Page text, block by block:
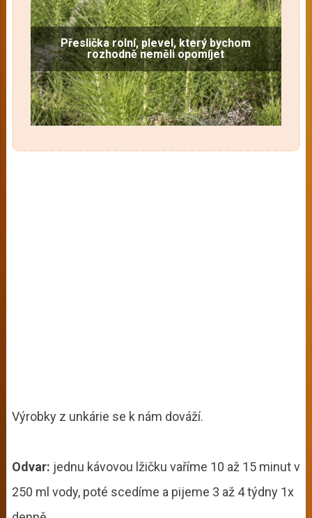
Přeslička rolní, plevel, který bychom
rozhodně neměli opomíjet
Výrobky z unkárie se k nám dováží.
Odvar: jednu kávovou lžičku vaříme 10 až 15 minut v
250 ml vody, poté scedíme a pijeme 3 až 4 týdny 1x